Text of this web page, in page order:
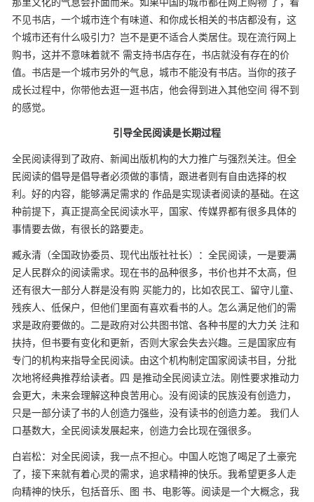
那里文化的气息会扑面而来。如果中国的城市都在网上购物 了，看
不见书店，一个城市连个有味道、和你成长相关的书店都没有，这
个城市还有什么吸引力？岂不是更不适合人类居住。现在流行网上
购书，这并不意味着就不 需支持书店存在，书店就没有存在的价
值。书店是一个城市另外的气息，城市不能没有书店。当你的孩子
成长过程中，你带他去逛一逛书店，他会得到进入其他空间 得不到
的感觉。
引导全民阅读是长期过程
全民阅读得到了政府、新闻出版机构的大力推广与强烈关注。但全
民阅读的倡导是倡导者必须做的事情，跟进者则有自由选择的权
利。好的内容，能够满足需求的 作品是实现读者阅读的基础。在这
种前提下，真正提高全民阅读水平，国家、传媒界都有很多具体的
事情要去做，有很长的路要走。
臧永清（全国政协委员、现代出版社社长）：全民阅读，一是要满
足人民群众的阅读需求。现在书的品种很多，书价也并不太高，但
还有很大一部分人群是没有购 买能力的，比如农民工、留守儿童、
残疾人、低保户，但他们里面有喜欢看书的人。怎么满足他们的需
求是政府要做的。二是政府对公共图书馆、各种书屋的大力关 注和
扶持，但书要有变化和更新，否则大家会失去兴趣。三是国家应有
专门的机构来指导全民阅读。由这个机构制定国家阅读书目，分批
次地将经典推荐给读者。四 是推动全民阅读立法。刚性要求推动力
会更大，未来会理解这种良苦用心。没有阅读的民族没有创造力，
只是一部分读了书的人创造力强些，没有读书的创造力差。
我们人
口基数大，全民阅读发展起来，创造力会比现在强很多。
白岩松：对全民阅读，我一点不担心。中国人吃饱了喝足了土豪完
了，接下来就有着心灵的需求，追求精神的快乐。我希望更多人走
向精神的快乐，包括音乐、图 书、电影等。阅读是一个大概念，我